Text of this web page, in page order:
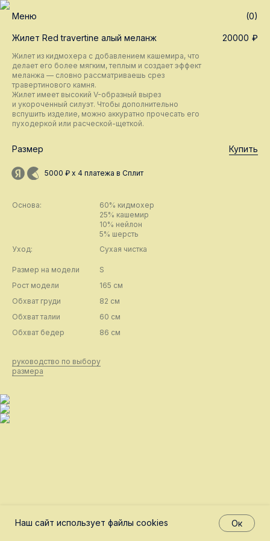
(0)
Меню
Жилет Red travertine алый меланж
Размер
₽
20000
Жилет из кидмохера с добавлением кашемира, что
делает его более мягким, теплым и создает эффект
меланжа — словно рассматриваешь срез
травертинового камня.
Жилет имеет высокий V-образный вырез
и укороченный силуэт. Чтобы дополнительно
вспушить изделие, можно аккуратно прочесать его
пуходеркой или расческой-щеткой.
Купить
Основа:
60% кидмохер
25% кашемир
10% нейлон
5% шерсть
Уход:
Сухая чистка
Размер на модели
S
Рост модели
165 см
Обхват груди
82 см
Обхват талии
60 см
Обхват бедер
86 см
руководство по выбору
размера
5000 ₽ х 4 платежа в Сплит
Наш сайт использует файлы cookies Ок